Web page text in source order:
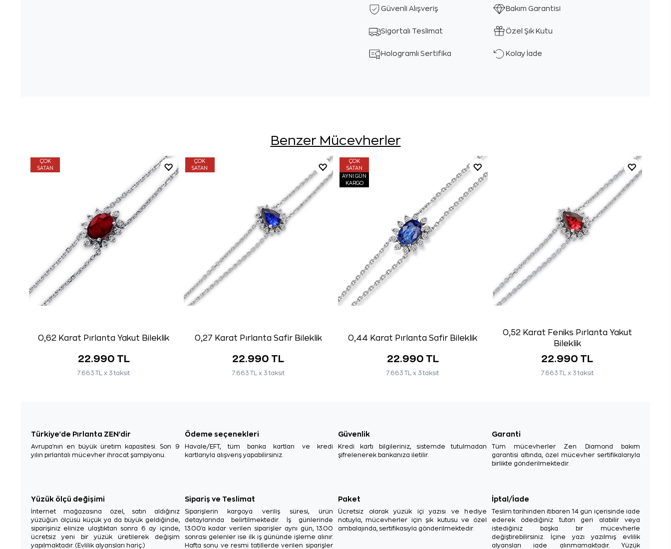
Güvenli Alışveriş Bakım Garantisi
Sigortalı Teslimat Özel Şık Kutu
Hologramlı Sertifika Kolay İade
Benzer Mücevherler
ÇOK
SATAN
0,62 Karat Pırlanta Yakut Bileklik
22.990 TL
7.663 TL x 3 taksit
ÇOK
SATAN
0,27 Karat Pırlanta Safir Bileklik
22.990 TL
7.663 TL x 3 taksit
ÇOK
SATAN
AYNI GÜN
KARGO
0,44 Karat Pırlanta Safir Bileklik
22.990 TL
7.663 TL x 3 taksit
0,52 Karat Feniks Pırlanta Yakut
Bileklik
22.990 TL
7.663 TL x 3 taksit
Türkiye'de Pırlanta ZEN'dir
Avrupa'nın en büyük üretim kapasitesi. Son 9
yılın pırlantalı mücevher ihracat şampiyonu.
Ödeme seçenekleri
Havale/EFT, tüm banka kartları ve kredi
kartlarıyla alışveriş yapabilirsiniz.
Güvenlik
Kredi kartı bilgileriniz, sistemde tutulmadan
şifrelenerek bankanıza iletilir.
Garanti
Tüm mücevherler Zen Diamond bakım
garantisi altında, özel mücevher sertifikalarıyla
birlikte gönderilmektedir.
Yüzük ölçü değişimi
İnternet mağazasına özel, satın aldığınız
yüzüğün ölçüsü küçük ya da büyük geldiğinde,
siparişiniz elinize ulaştıktan sonra 6 ay içinde,
ücretsiz yeni bir yüzük üretilerek değişim
yapılmaktadır. (Evlilik alyansları hariç.)
Sipariş ve Teslimat
Siparişlerin kargoya veriliş süresi, ürün
detaylarında belirtilmektedir. İş günlerinde
13.00'a kadar verilen siparişler aynı gün, 13.00
sonrası gelenler ise ilk iş gününde işleme alınır.
Hafta sonu ve resmi tatillerde verilen siparişler
Paket
Ücretsiz olarak yüzük içi yazısı ve hediye
notuyla, mücevherler için şık kutusu ve özel
ambalajında, sertifikasıyla gönderilmektedir.
İptal/İade
Teslim tarihinden itibaren 14 gün içerisinde iade
ederek ödediğiniz tutarı geri alabilir veya
istediğiniz başka bir mücevherle
değiştirebilirsiniz. İçine yazı yazılmış evlilik
alyansları iade alınmamaktadır. Yüzük